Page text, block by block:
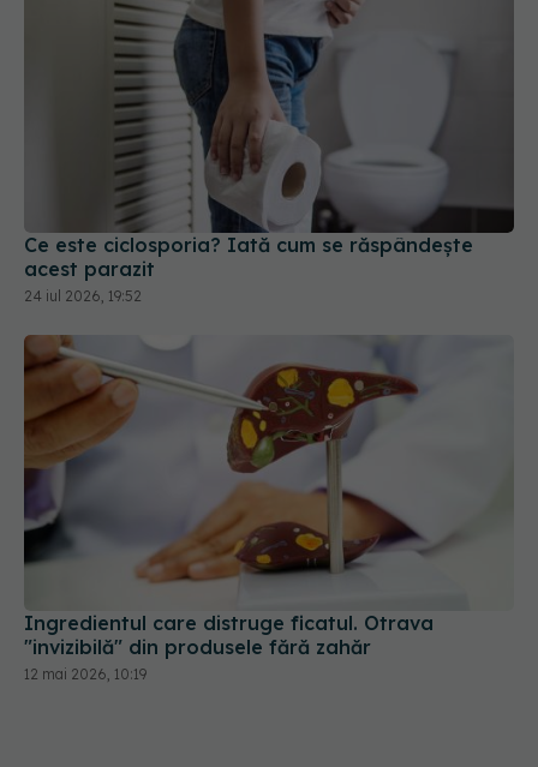
Ce este ciclosporia? Iată cum se răspândește
acest parazit
24 iul 2026, 19:52
Ingredientul care distruge ficatul. Otrava
"invizibilă" din produsele fără zahăr
12 mai 2026, 10:19